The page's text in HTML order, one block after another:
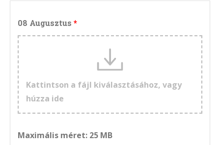
08 Augusztus
Kattintson a fájl kiválasztásához, vagy
húzza ide
Maximális méret: 25 MB